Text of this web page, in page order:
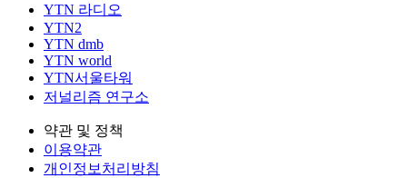
YTN 라디오
YTN2
YTN dmb
YTN world
YTN서울타워
저널리즘 연구소
약관 및 정책
이용약관
개인정보처리방침